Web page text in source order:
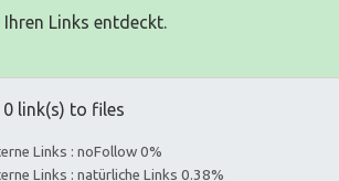
Links entdeckt.
link(s) to files
Links : noFollow 0%
Links : natürliche Links 0.38%